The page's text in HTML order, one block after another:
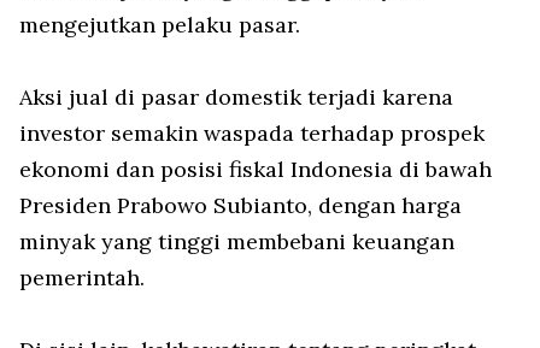
mengejutkan pelaku pasar.
Aksi jual di pasar domestik terjadi karena
investor semakin waspada terhadap prospek
ekonomi dan posisi fiskal Indonesia di bawah
Presiden Prabowo Subianto, dengan harga
minyak yang tinggi membebani keuangan
pemerintah.